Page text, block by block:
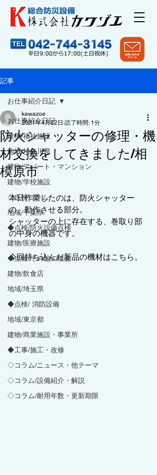
記事
お仕事紹介日記
建物/福祉施設
地域/神奈川県
建物/アパート・マンション
建物/学校施設
◇点検コラム
地域/千葉県
◆点検/防火設備点検
建物/医療施設
◆点検/その他の検査
建物/飲食店
地域/埼玉県
◆点検/ 消防設備
地域/東京都
建物/商業施設・事業所
◆工事/施工・改修
◇コラム/ニュース・他テーマ
◇コラム/設備紹介・解説
◇コラム/耐用年数・更新期限
お仕事紹介日記
防火シャッターの修理・機
材交換をしてきました/相
模原市
kawazoe
2021年4月22日 読了時間: 1分
本日作業したのは、防火シャッター
の、動作させる部分。
シャッターの上に存在する、巻取り部
の中身の機器です。
今回持ち込んだ新品の機材はこちら。